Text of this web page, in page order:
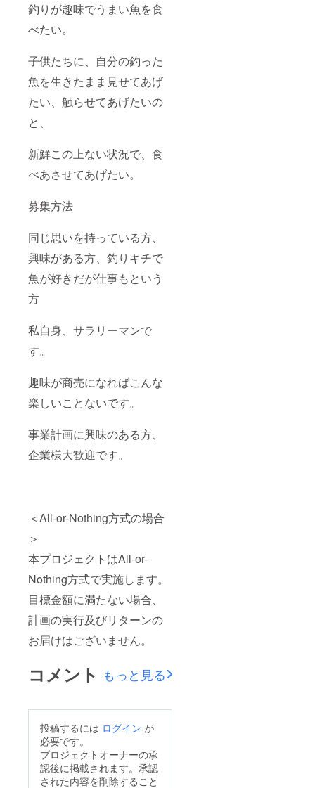
釣りが趣味でうまい魚を食
べたい。
子供たちに、自分の釣った
魚を生きたまま見せてあげ
たい、触らせてあげたいの
と、
新鮮この上ない状況で、食
べあさせてあげたい。
募集方法
同じ思いを持っている方、
興味がある方、釣りキチで
魚が好きだが仕事もという
方
私自身、サラリーマンで
す。
趣味が商売になればこんな
楽しいことないです。
事業計画に興味のある方、
企業様大歓迎です。
＜All-or-Nothing方式の場合
＞
本プロジェクトはAll-or-
Nothing方式で実施します。
目標金額に満たない場合、
計画の実行及びリターンの
お届けはございません。
コメント もっと見る
投稿するには ログイン が
必要です。
プロジェクトオーナーの承
認後に掲載されます。承認
された内容を削除すること